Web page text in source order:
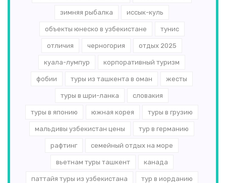
зимняя рыбалка иссык-куль
объекты юнеско в узбекистане тунис
отличия черногория отдых 2025
куала-лумпур корпоративный туризм
фобии туры из ташкента в оман жесты
туры в шри-ланка словакия
туры в японию южная корея туры в грузию
мальдивы узбекистан цены тур в германию
рафтинг семейный отдых на море
вьетнам туры ташкент канада
паттайя туры из узбекистана тур в иорданию